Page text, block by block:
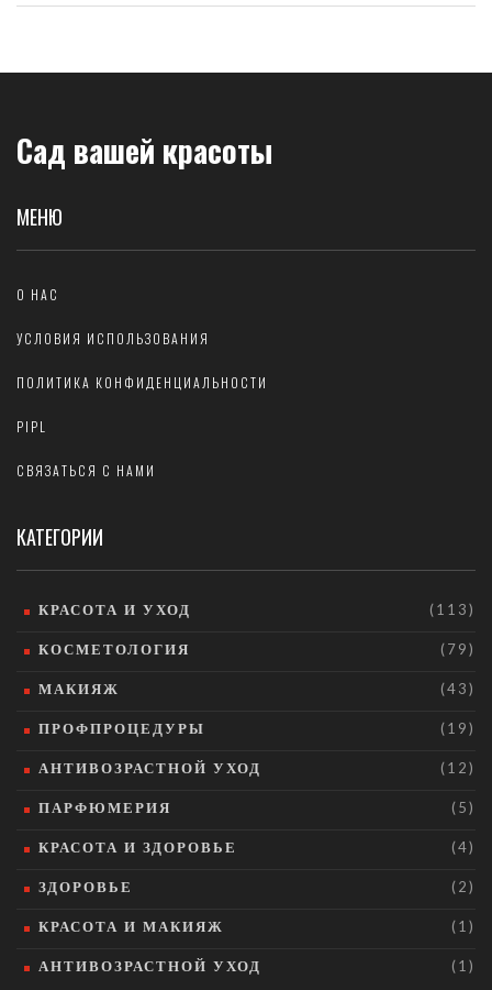
Сад вашей красоты
МЕНЮ
О НАС
УСЛОВИЯ ИСПОЛЬЗОВАНИЯ
ПОЛИТИКА КОНФИДЕНЦИАЛЬНОСТИ
PIPL
СВЯЗАТЬСЯ С НАМИ
КАТЕГОРИИ
КРАСОТА И УХОД (113)
КОСМЕТОЛОГИЯ (79)
МАКИЯЖ (43)
ПРОФПРОЦЕДУРЫ (19)
АНТИВОЗРАСТНОЙ УХОД (12)
ПАРФЮМЕРИЯ (5)
КРАСОТА И ЗДОРОВЬЕ (4)
ЗДОРОВЬЕ (2)
КРАСОТА И МАКИЯЖ (1)
АНТИВОЗРАСТНОЙ УХОД (1)